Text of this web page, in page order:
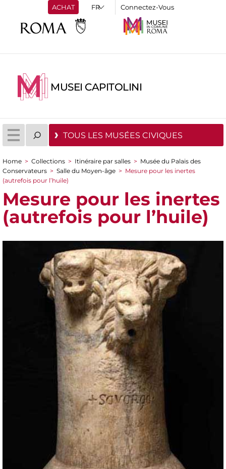
ACHAT Connectez-Vous
MUSEI CAPITOLINI
TOUS LES MUSÉES CIVIQUES
You are here
Home > Collections > Itinéraire par salles > Musée du Palais des
Conservateurs > Salle du Moyen-âge > Mesure pour les inertes
(autrefois pour l’huile)
Mesure pour les inertes
(autrefois pour l’huile)